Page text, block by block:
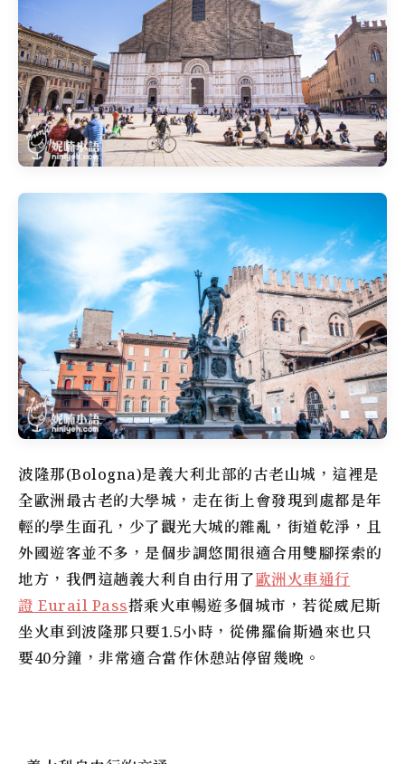
波隆那(Bologna)是義大利北部的古老山城，這裡是
全歐洲最古老的大學城，走在街上會發現到處都是年
輕的學生面孔，少了觀光大城的雜亂，街道乾淨，且
外國遊客並不多，是個步調悠閒很適合用雙腳探索的
地方，我們這趟義大利自由行用了歐洲火車通行
證 Eurail Pass搭乘火車暢遊多個城市，若從威尼斯
坐火車到波隆那只要1.5小時，從佛羅倫斯過來也只
要40分鐘，非常適合當作休憩站停留幾晚。